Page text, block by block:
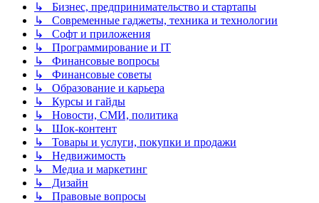
↳ Бизнес, предпринимательство и стартапы
↳ Современные гаджеты, техника и технологии
↳ Софт и приложения
↳ Программирование и IT
↳ Финансовые вопросы
↳ Финансовые советы
↳ Образование и карьера
↳ Курсы и гайды
↳ Новости, СМИ, политика
↳ Шок-контент
↳ Товары и услуги, покупки и продажи
↳ Недвижимость
↳ Медиа и маркетинг
↳ Дизайн
↳ Правовые вопросы